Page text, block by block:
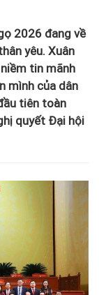
2026 đang về
yêu. Xuân
tin mãnh
mình của dân
tiên toàn
quyết Đại hội